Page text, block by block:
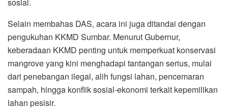
Selain membahas DAS, acara ini juga ditandai dengan
pengukuhan KKMD Sumbar. Menurut Gubernur,
keberadaan KKMD penting untuk memperkuat konservasi
mangrove yang kini menghadapi tantangan serius, mulai
dari penebangan ilegal, alih fungsi lahan, pencemaran
sampah, hingga konflik sosial-ekonomi terkait kepemilikan
lahan pesisir.